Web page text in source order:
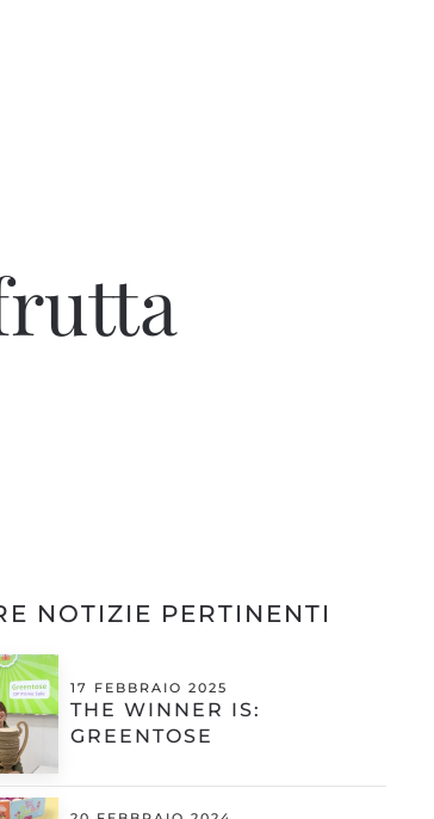
NOTIZIE PERTINENTI
17 FEBBRAIO 2025
THE WINNER IS:
GREENTOSE